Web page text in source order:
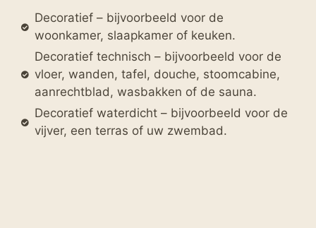
Decoratief – bijvoorbeeld voor de
woonkamer, slaapkamer of keuken.
Decoratief technisch – bijvoorbeeld voor de
vloer, wanden, tafel, douche, stoomcabine,
aanrechtblad, wasbakken of de sauna.
Decoratief waterdicht – bijvoorbeeld voor de
vijver, een terras of uw zwembad.